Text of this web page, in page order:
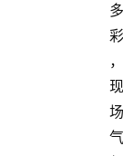
多
彩
，
现
场
气